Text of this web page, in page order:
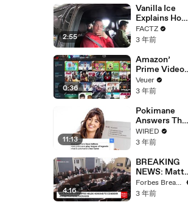
Potential
Merger
2:55
Vanilla Ice
Explains How
the 90’s
Shaped
FACTZ
3 年前
0:36
Amazon’
Prime Video
Will Show
Commercials
Year
Veuer
3 年前
11:13
Pokimane
Answers The
Web's Most
Searched
WIRED
3 年前
4:16
BREAKING
NEWS: Matt
Gaetz Tells
House
Forbes Breaking News
3 年前